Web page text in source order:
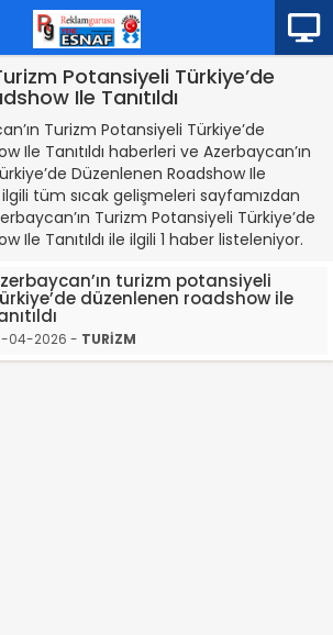
Potansiyeli Türkiye’de
Ile Tanıtıldı
Turizm Potansiyeli Türkiye’de
Ile Tanıtıldı haberleri ve Azerbaycan’ın
Düzenlenen Roadshow Ile
ilgili tüm sıcak gelişmeleri sayfamızdan
Turizm Potansiyeli Türkiye’de
Ile Tanıtıldı ile ilgili 1 haber listeleniyor.
turizm potansiyeli
düzenlenen roadshow ile
04-2026 - TURİZM